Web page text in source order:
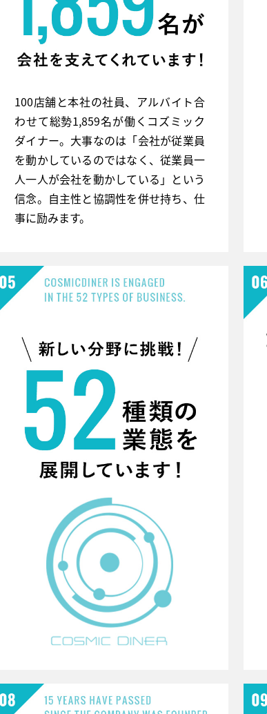
100店舗と本社の社員、アルバイト合
わせて総勢1,859名が働くコズミック
ダイナー。大事なのは「会社が従業員
を動かしているのではなく、従業員一
人一人が会社を動かしている」という
信念。自主性と協調性を併せ持ち、仕
事に励みます。